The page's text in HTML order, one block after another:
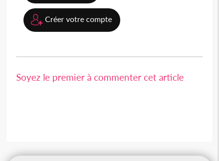
Créer votre compte
Soyez le premier à commenter cet article